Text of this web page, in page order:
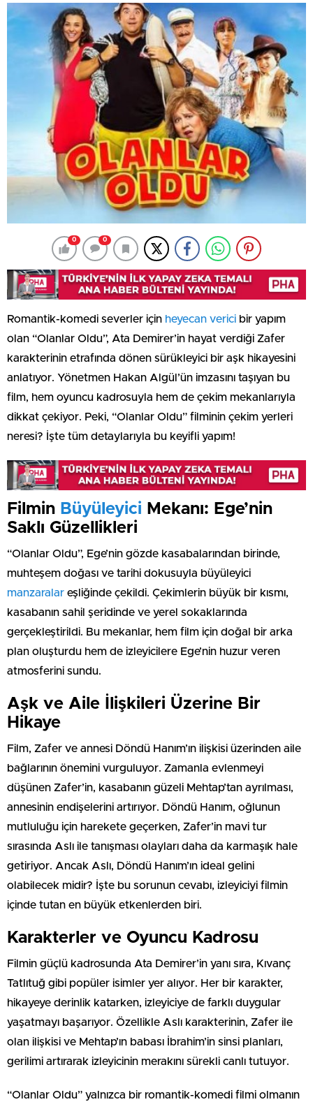
0 0
Romantik-komedi severler için heyecan verici bir yapım
olan “Olanlar Oldu”, Ata Demirer’in hayat verdiği Zafer
karakterinin etrafında dönen sürükleyici bir aşk hikayesini
anlatıyor. Yönetmen Hakan Algül’ün imzasını taşıyan bu
film, hem oyuncu kadrosuyla hem de çekim mekanlarıyla
dikkat çekiyor. Peki, “Olanlar Oldu” filminin çekim yerleri
neresi? İşte tüm detaylarıyla bu keyifli yapım!
Filmin Büyüleyici Mekanı: Ege’nin
Saklı Güzellikleri
“Olanlar Oldu”, Ege’nin gözde kasabalarından birinde,
muhteşem doğası ve tarihi dokusuyla büyüleyici
manzaralar eşliğinde çekildi. Çekimlerin büyük bir kısmı,
kasabanın sahil şeridinde ve yerel sokaklarında
gerçekleştirildi. Bu mekanlar, hem film için doğal bir arka
plan oluşturdu hem de izleyicilere Ege’nin huzur veren
atmosferini sundu.
Aşk ve Aile İlişkileri Üzerine Bir
Hikaye
Film, Zafer ve annesi Döndü Hanım’ın ilişkisi üzerinden aile
bağlarının önemini vurguluyor. Zamanla evlenmeyi
düşünen Zafer’in, kasabanın güzeli Mehtap’tan ayrılması,
annesinin endişelerini artırıyor. Döndü Hanım, oğlunun
mutluluğu için harekete geçerken, Zafer’in mavi tur
sırasında Aslı ile tanışması olayları daha da karmaşık hale
getiriyor. Ancak Aslı, Döndü Hanım’ın ideal gelini
olabilecek midir? İşte bu sorunun cevabı, izleyiciyi filmin
içinde tutan en büyük etkenlerden biri.
Karakterler ve Oyuncu Kadrosu
Filmin güçlü kadrosunda Ata Demirer’in yanı sıra, Kıvanç
Tatlıtuğ gibi popüler isimler yer alıyor. Her bir karakter,
hikayeye derinlik katarken, izleyiciye de farklı duygular
yaşatmayı başarıyor. Özellikle Aslı karakterinin, Zafer ile
olan ilişkisi ve Mehtap’ın babası İbrahim’in sinsi planları,
gerilimi artırarak izleyicinin merakını sürekli canlı tutuyor.
“Olanlar Oldu” yalnızca bir romantik-komedi filmi olmanın